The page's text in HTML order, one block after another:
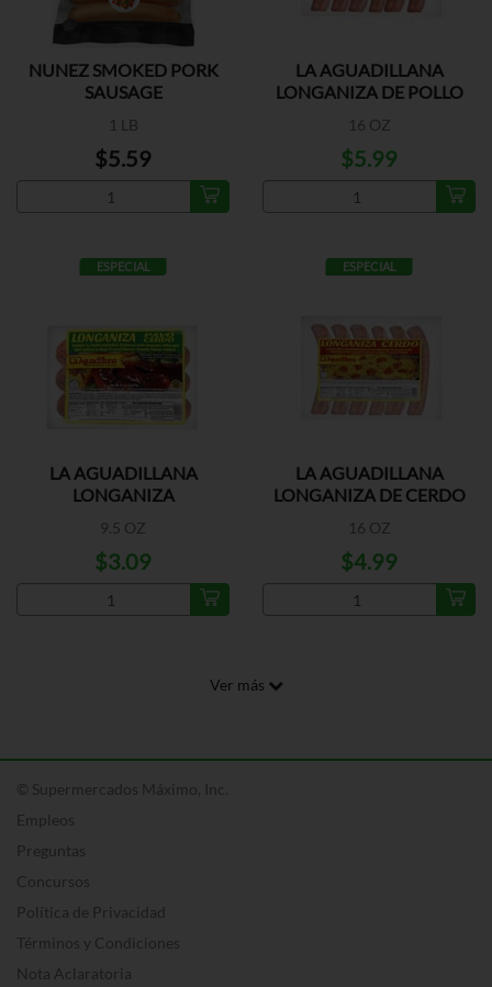
NUNEZ SMOKED PORK
SAUSAGE
1 LB
$5.59
LA AGUADILLANA
LONGANIZA DE POLLO
16 OZ
$5.99
ESPECIAL
LA AGUADILLANA
LONGANIZA
9.5 OZ
$3.09
ESPECIAL
LA AGUADILLANA
LONGANIZA DE CERDO
16 OZ
$4.99
Ver más
© Supermercados Máximo, Inc.
Empleos
Preguntas
Concursos
Política de Privacidad
Términos y Condiciones
Nota Aclaratoria